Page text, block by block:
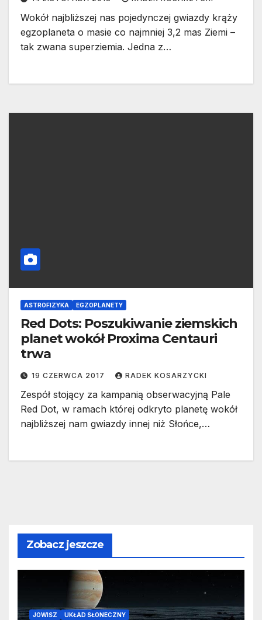
Wokół najbliższej nas pojedynczej gwiazdy krąży
egzoplaneta o masie co najmniej 3,2 mas Ziemi –
tak zwana superziemia. Jedna z…
ASTROFIZYKA EGZOPLANETY
Red Dots: Poszukiwanie ziemskich
planet wokół Proxima Centauri
trwa
19 CZERWCA 2017 RADEK KOSARZYCKI
Zespół stojący za kampanią obserwacyjną Pale
Red Dot, w ramach której odkryto planetę wokół
najbliższej nam gwiazdy innej niż Słońce,…
Zobacz jeszcze
JOWISZ UKŁAD SŁONECZNY